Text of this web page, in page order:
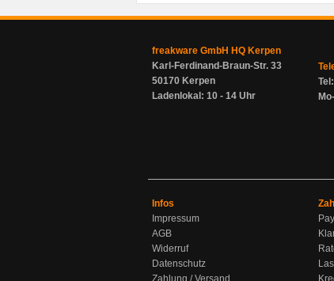
freakware GmbH HQ Kerpen
Karl-Ferdinand-Braun-Str. 33
50170 Kerpen
Ladenlokal: 10 - 14 Uhr
Infos
Impressum
AGB
Widerruf
Datenschutz
Zahlung / Versand